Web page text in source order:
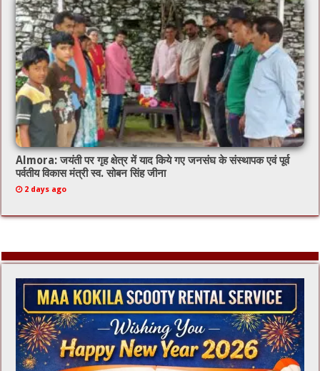
Almora: जयंती पर गृह क्षेत्र में याद किये गए जनसंघ के संस्थापक एवं पूर्व
पर्वतीय विकास मंत्री स्व. सोबन सिंह जीना
2 days ago